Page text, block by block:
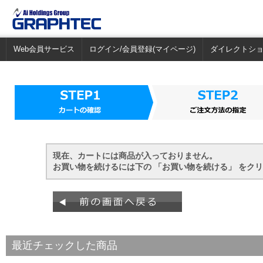
Web会員サービス ログイン/会員登録(マイページ) ダイレクトシ
現在、カートには商品が入っておりません。
お買い物を続けるには下の 「お買い物を続ける」 をク
最近チェックした商品